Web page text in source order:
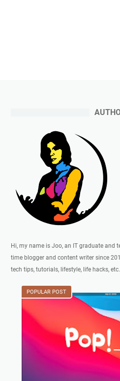
Hi, my name is Joo, an IT graduate and
time blogger and content writer since
tech tips, tutorials, lifestyle, life hacks, etc.
POPULAR POST